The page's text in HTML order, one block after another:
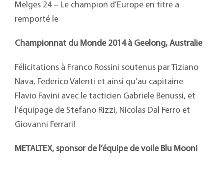
Melges 24 – Le champion d’Europe en titre a
remporté le
Championnat du Monde 2014 à Geelong, Australie
Félicitations à Franco Rossini soutenus par Tiziano
Nava, Federico Valenti et ainsi qu’au capitaine
Flavio Favini avec le tacticien Gabriele Benussi, et
l’équipage de Stefano Rizzi, Nicolas Dal Ferro et
Giovanni Ferrari!
METALTEX, sponsor de l’équipe de voile Blu Moon!